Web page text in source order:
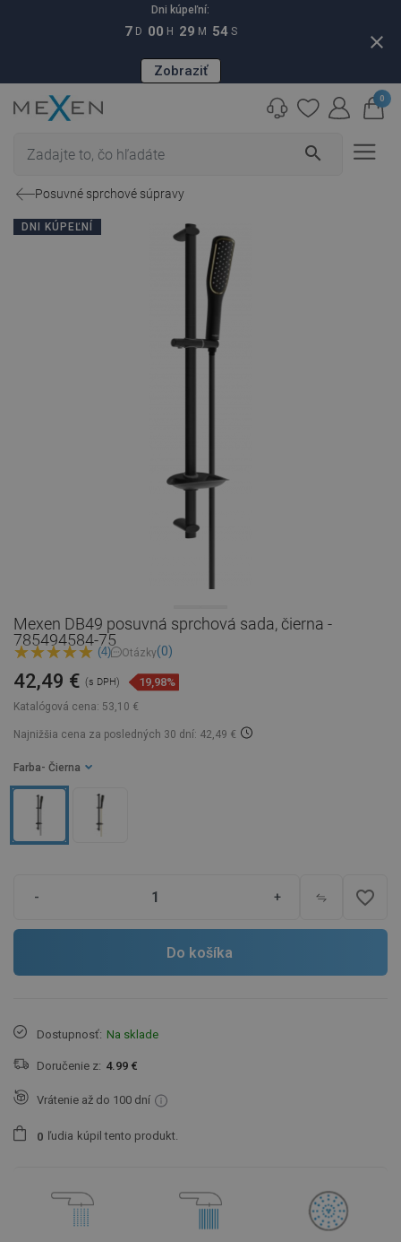
Dni kúpeľní:
7 D 00 H 29 M 53 S
Zobraziť
close
search
0
Posuvné sprchové súpravy
DNI KÚPEĽNÍ
Mexen DB49 posuvná sprchová sada, čierna -
785494584-75
(4) Otázky(0)
Katalógová cena: 53,10 €
42,49 € (s DPH) 19,98%
Najnižšia cena za posledných 30 dní: 42,49 €
Farba - Čierna
- + favorite_border
Do košíka
Dostupnosť: Na sklade
Doručenie z: 4.99 €
Vrátenie až do 100 dní
0 ľudia kúpil tento produkt.